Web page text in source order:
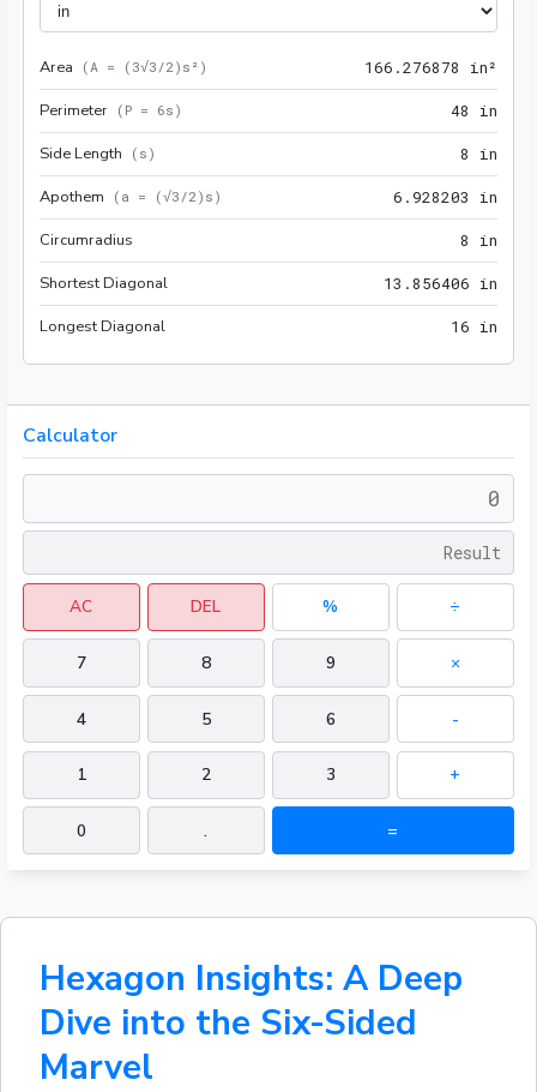
Area (A = (3√3/2)s² ) 166 .276878 in²
Perimeter ( P = 6s ) 48 in
Side Length ( s ) 8 in
Apothem ( a = (√3/2)s ) 6 .928203 in
Circumradius 8 in
Shortest Diagonal 13 .856406 in
Longest Diagonal 16 in
Calculator
AC DEL % ÷
7 8 9 ×
4 5 6 -
1 2 3 +
0 . =
Hexagon Insights: A Deep
Dive into the Six-Sided
Marvel